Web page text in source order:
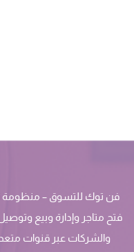
فن توك للتسوق – منظومة
فتح متاجر وإدارة وبيع
والشركات عبر قنوات